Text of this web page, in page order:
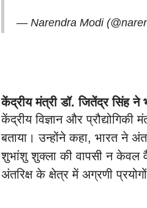
— Narendra Modi
केंद्रीय मंत्री डॉ. जितेंद्र सिंह ने
केंद्रीय विज्ञान और
बताया। उन्होंने कहा, भारत ने
शुभांशु शुक्ला की वापसी न केवल
अंतरिक्ष के क्षेत्र में अग्रणी